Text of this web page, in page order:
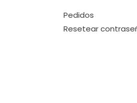
Pedidos
Resetear